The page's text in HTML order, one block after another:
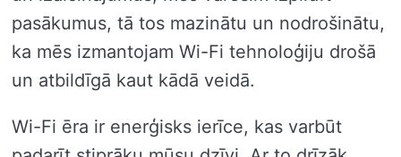
pasākumus, tā tos mazinātu un nodrošinātu,
ka mēs izmantojam Wi-Fi tehnoloģiju drošā
un atbildīgā kaut kādā veidā.
Wi-Fi ēra ir enerģisks ierīce, kas varbūt